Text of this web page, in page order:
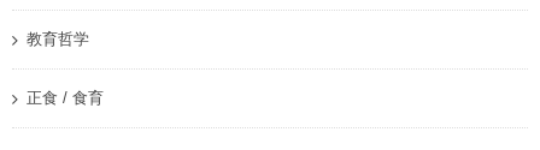
教育哲学
正食 / 食育